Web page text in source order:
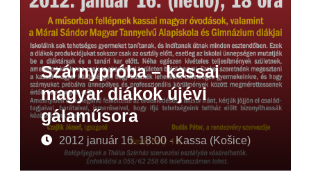
Szárnypróba – kassai
magyar diákok újévi
gálaműsora
2012 január 16. 18:00 - Kassa (Košice)